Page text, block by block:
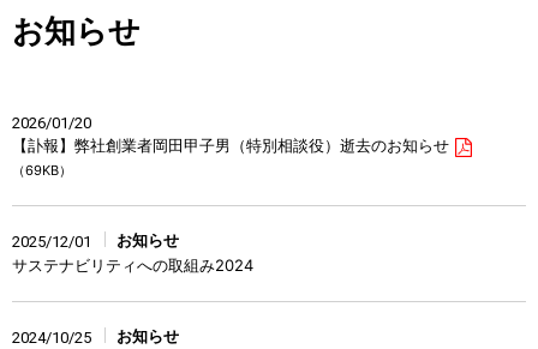
お知らせ
2026/01/20
【訃報】弊社創業者岡田甲子男（特別相談役）逝去のお知らせ
（69KB）
2025/12/01
お知らせ
サステナビリティへの取組み2024
2024/10/25
お知らせ